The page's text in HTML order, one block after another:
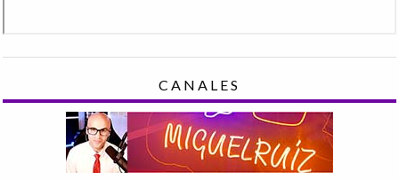
CANALES